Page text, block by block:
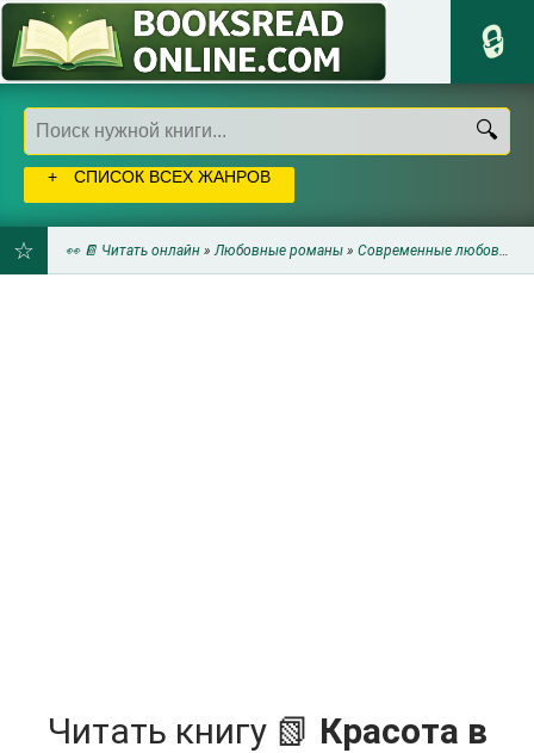
СПИСОК ВСЕХ ЖАНРОВ
👀 📔 Читать онлайн »Любовные романы » Современные любовные романы
Читать книгу 📗 Красота в